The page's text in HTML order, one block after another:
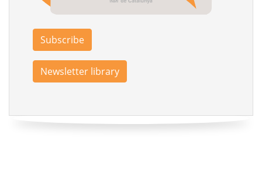
Subscribe
Newsletter library